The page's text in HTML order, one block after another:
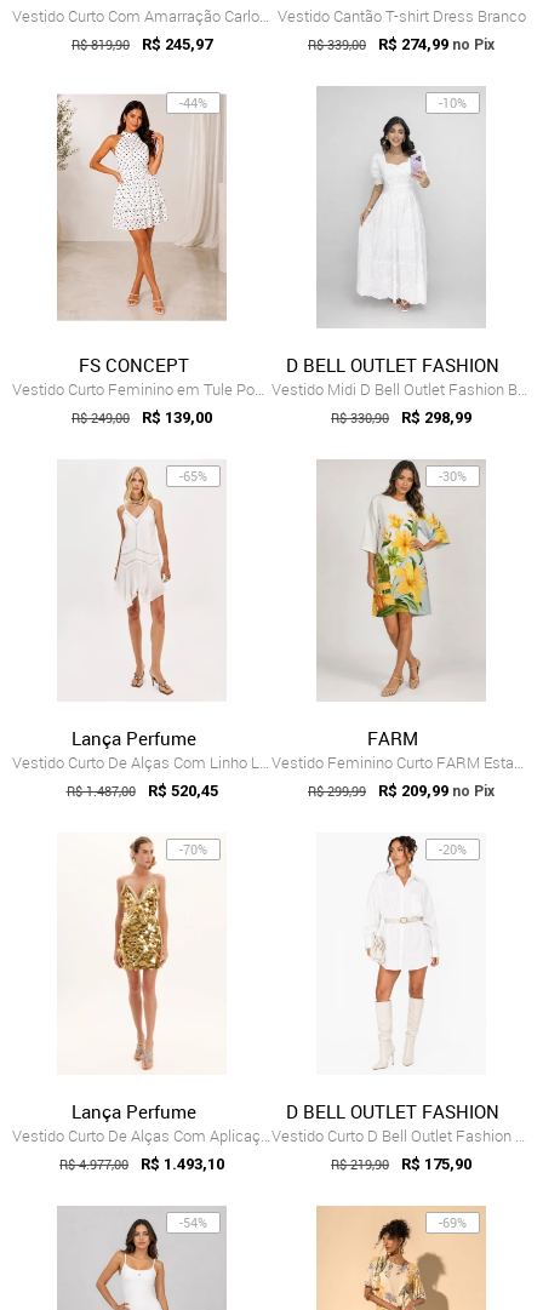
Vestido Curto Com Amarração Carlota Costa Branco
R$ 819,90 R$ 245,97
Vestido Cantão T-shirt Dress Branco
R$ 339,00 R$ 274,99 no Pix
-44%
FS CONCEPT
Vestido Curto Feminino em Tule Poá Marro...
R$ 249,00 R$ 139,00
-10%
D BELL OUTLET FASHION
Vestido Midi D Bell Outlet Fashion Bordado Branco
R$ 330,90 R$ 298,99
-65%
Lança Perfume
Vestido Curto De Alças Com Linho Lança Perfume
R$ 1.487,00 R$ 520,45
-30%
FARM
Vestido Feminino Curto FARM Estampado Fl...
R$ 299,99 R$ 209,99 no Pix
-70%
Lança Perfume
Vestido Curto De Alças Com Aplicações E ...
R$ 4.977,00 R$ 1.493,10
-20%
D BELL OUTLET FASHION
Vestido Curto D Bell Outlet Fashion Chemise Branco
R$ 219,90 R$ 175,90
-54% -69%